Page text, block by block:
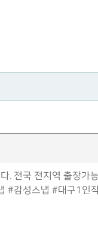
전국 전지역 출장가
감성스냅 #대구1인